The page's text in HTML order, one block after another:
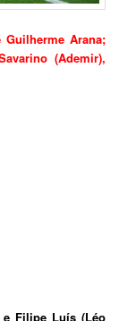
Arana;
(Ademir),
Filipe Luís (Léo